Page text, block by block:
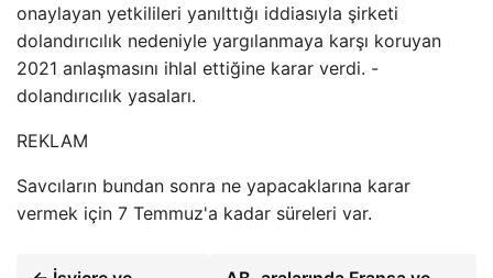
onaylayan yetkilileri yanılttığı iddiasıyla şirketi
dolandırıcılık nedeniyle yargılanmaya karşı koruyan
2021 anlaşmasını ihlal ettiğine karar verdi. -
dolandırıcılık yasaları.
REKLAM
Savcıların bundan sonra ne yapacaklarına karar
vermek için 7 Temmuz'a kadar süreleri var.